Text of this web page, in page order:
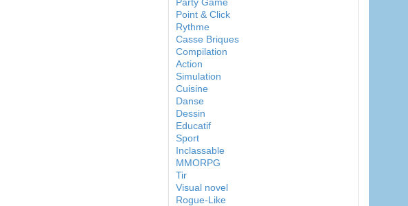
Point & Click
Rythme
Casse Briques
Compilation
Action
Simulation
Cuisine
Danse
Dessin
Educatif
Sport
Inclassable
MMORPG
Tir
Visual novel
Rogue-Like